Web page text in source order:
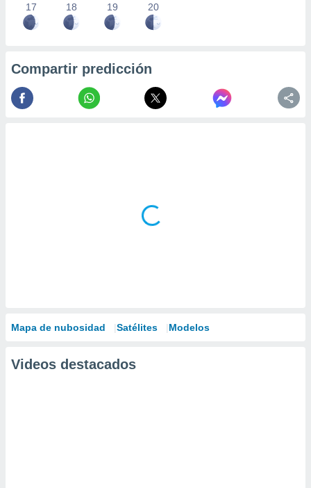
17 18 19 20
Compartir predicción
Mapa de nubosidad Satélites Modelos
Videos destacados